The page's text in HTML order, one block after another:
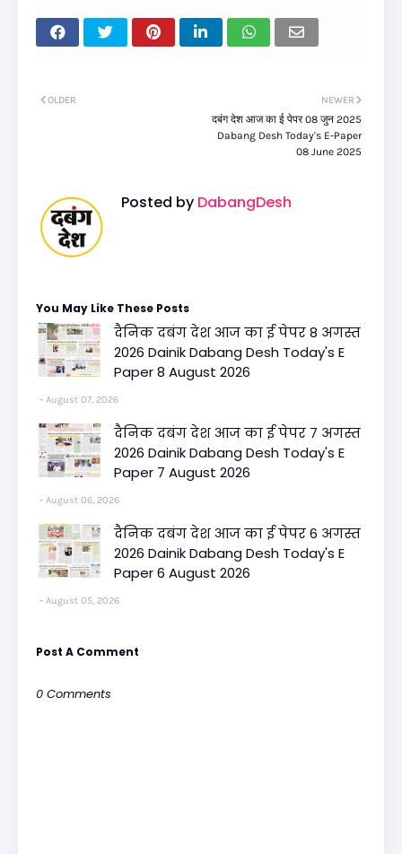
NEWER
दबंग देश आज का ई पेपर 08 जुन 2025
Dabang Desh Today's E-Paper
08 June 2025
OLDER
Posted by DabangDesh
You May Like These Posts
दैनिक दबंग देश आज का ई पेपर 8 अगस्त
2026 Dainik Dabang Desh Today's E
Paper 8 August 2026
August 07, 2026
दैनिक दबंग देश आज का ई पेपर 7 अगस्त
2026 Dainik Dabang Desh Today's E
Paper 7 August 2026
August 06, 2026
दैनिक दबंग देश आज का ई पेपर 6 अगस्त
2026 Dainik Dabang Desh Today's E
Paper 6 August 2026
August 05, 2026
Post A Comment
0 Comments